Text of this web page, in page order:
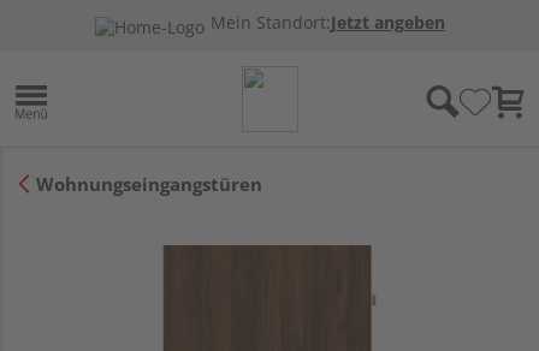
Mein Standort:Jetzt angeben
Wohnungseingangstüren